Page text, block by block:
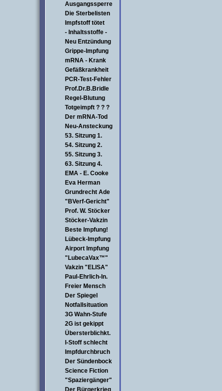
Ausgangssperre
Die Sterbelisten
Impfstoff tötet
- Inhaltsstoffe -
Neu Entzündung
Grippe-Impfung
mRNA - Krank
Gefäßkrankheit
PCR-Test-Fehler
Prof.Dr.B.Bridle
Regel-Blutung
Totgeimpft ? ? ?
Der mRNA-Tod
Neu-Ansteckung
53. Sitzung 1.
54. Sitzung 2.
55. Sitzung 3.
63. Sitzung 4.
EMA - E. Cooke
Eva Herman
Grundrecht Ade
"BVerf-Gericht"
Prof. W. Stöcker
Stöcker-Vakzin
Beste Impfung!
Lübeck-Impfung
Airport Impfung
"LubecaVax™"
Vakzin "ELISA"
Paul-Ehrlich-In.
Freier Mensch
Der Spiegel
Notfallsituation
3G Wahn-Stufe
2G ist gekippt
Übersterblichkt.
I-Stoff schlecht
Impfdurchbruch
Der Sündenbock
Science Fiction
"Spaziergänger"
Der Bürgerkrieg